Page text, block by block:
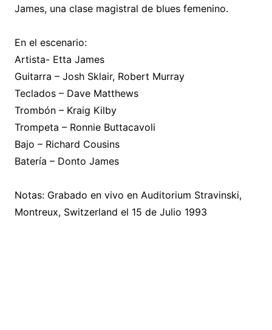
James, una clase magistral de blues femenino.
En el escenario:
Artista- Etta James
Guitarra – Josh Sklair, Robert Murray
Teclados – Dave Matthews
Trombón – Kraig Kilby
Trompeta – Ronnie Buttacavoli
Bajo – Richard Cousins
Batería – Donto James
Notas: Grabado en vivo en Auditorium Stravinski,
Montreux, Switzerland el 15 de Julio 1993